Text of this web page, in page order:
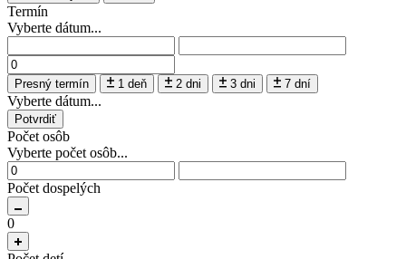
Termín
Vyberte dátum...
Presný termín 1 deň 2 dni 3 dni 7 dní
Vyberte dátum...
Potvrdiť
Počet osôb
Vyberte počet osôb...
Počet dospelých
0